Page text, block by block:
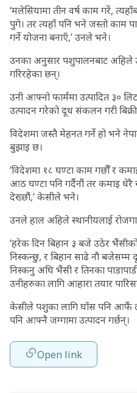
‘मलेसियामा तीन वर्ष काम गरें,
पुगे। तर त्यहाँ पनि भने जस्तो काम
गर्ने योजना बनाएँ,’ उनले भने।
उनका अनुसार पशुपालनबाट अहिले
गरिरहेका छन्।
उनी आफ्नो फार्ममा उत्पादित ३०
उत्पादन गरेको दूध संकलन गरी
विदेशमा जस्तै मेहनत गर्ने हो भने
बुझाइ छ।
‘विदेशमा १८ घण्टा काम गर्छौँ र
आठ घण्टा पनि गर्दैनौं तर कमाइ
देख्छौं,’ केसीले भने।
उनले हाल अहिले स्थानीयलाई
‘हरेक दिन बिहान ३ बजे उठेर
निस्कन्छु, र बिहान साढे नौ
निस्कनु अघि भैंसी र तिनका
उनीहरुका लागि आहारा तयार
केसीले पशुका लागि घाँस पनि आफैं
पनि आफ्नै जग्गामा उत्पादन गर्छन्।
Open link